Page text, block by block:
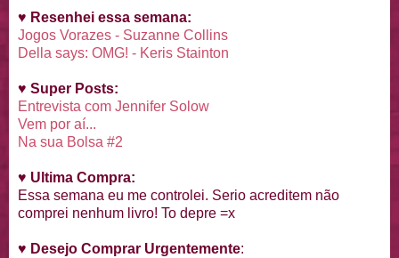
♥ Resenhei essa semana:
Jogos Vorazes - Suzanne Collins
Della says: OMG! - Keris Stainton
♥ Super Posts:
Entrevista com Jennifer Solow
Vem por aí...
Na sua Bolsa #2
♥ Ultima Compra:
Essa semana eu me controlei. Serio acreditem não
comprei nenhum livro! To depre =x
♥ Desejo Comprar Urgentemente: